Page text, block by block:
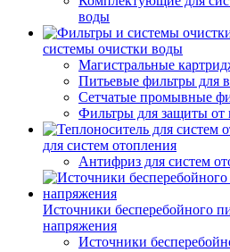
воды
системы очистки воды
Магистральные
Питьевые фильтры для
Сетчатые промывные
Фильтры для защиты от
для систем отопления
Антифриз для систем
Источники бесперебойного
напряжения
Источники